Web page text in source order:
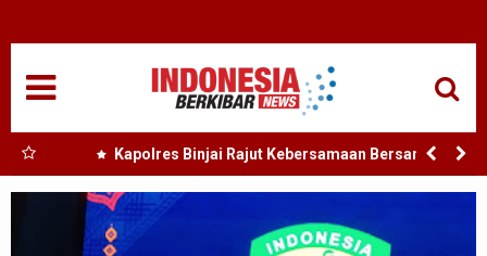
Kapolres Binjai Rajut Kebersamaan Bersama
Komunitas Ojek Online Kota Binjai
NASIONAL
SUMUT
MEDAN
TANJUNGBALAI